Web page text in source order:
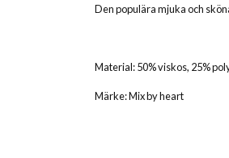
Den populära mjuka och
Material: 50% viskos, 25%
Märke: Mix by heart